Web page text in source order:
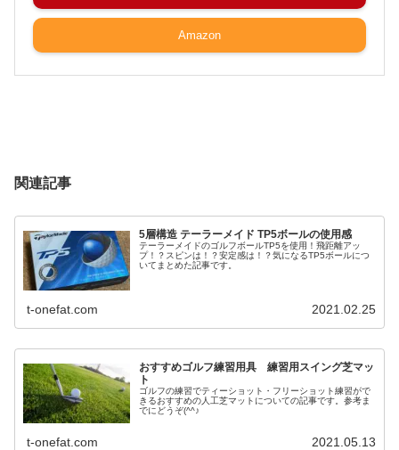
Amazon
関連記事
5層構造 テーラーメイド TP5ボールの使用感
テーラーメイドのゴルフボールTP5を使用！飛距離アッ
プ！？スピンは！？安定感は！？気になるTP5ボールにつ
いてまとめた記事です。
t-onefat.com 2021.02.25
おすすめゴルフ練習用具 練習用スイング芝マッ
ト
ゴルフの練習でティーショット・フリーショット練習がで
きるおすすめの人工芝マットについての記事です。参考ま
でにどうぞ(^^♪
t-onefat.com 2021.05.13